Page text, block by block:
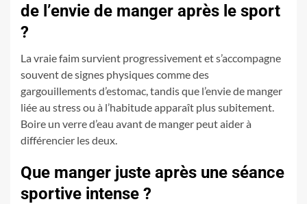
de l’envie de manger après le sport
?
La vraie faim survient progressivement et s’accompagne
souvent de signes physiques comme des
gargouillements d’estomac, tandis que l’envie de manger
liée au stress ou à l’habitude apparaît plus subitement.
Boire un verre d’eau avant de manger peut aider à
différencier les deux.
Que manger juste après une séance
sportive intense ?